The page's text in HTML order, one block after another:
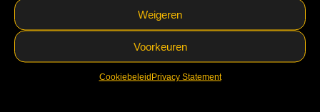
Weigeren
Voorkeuren
CookiebeleidPrivacy Statement